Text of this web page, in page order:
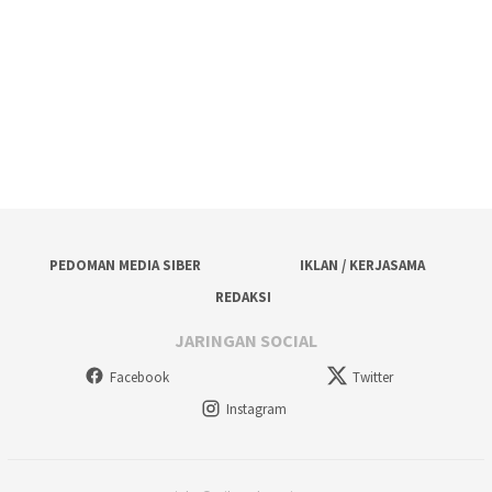
PEDOMAN MEDIA SIBER
IKLAN / KERJASAMA
REDAKSI
JARINGAN SOCIAL
Facebook
Twitter
Instagram